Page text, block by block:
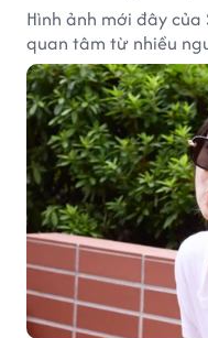
Hình ảnh mới đây của
quan tâm từ nhiều